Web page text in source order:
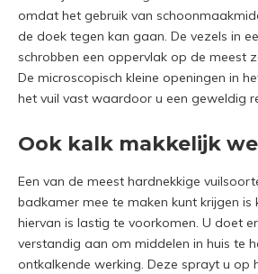
omdat het gebruik van
de doek tegen kan gaan. De vezels in
schrobben een oppervlak op de meest
De microscopisch kleine openingen in
het vuil vast waardoor u een geweldig
Ook kalk makkelijk
Een van de meest hardnekkige
badkamer mee te maken kunt krijgen is
hiervan is lastig te voorkomen. U doet
verstandig aan om middelen in huis te
ontkalkende werking. Deze sprayt u op